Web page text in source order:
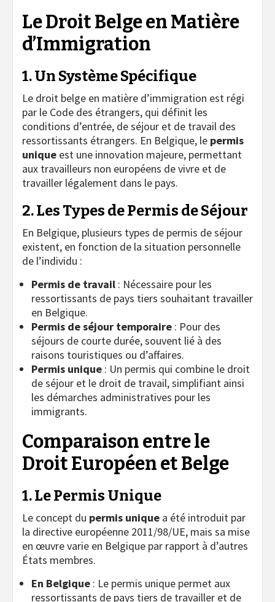
Le Droit Belge en Matière
d’Immigration
1. Un Système Spécifique
Le droit belge en matière d’immigration est régi
par le Code des étrangers, qui définit les
conditions d’entrée, de séjour et de travail des
ressortissants étrangers. En Belgique, le permis
unique est une innovation majeure, permettant
aux travailleurs non européens de vivre et de
travailler légalement dans le pays.
2. Les Types de Permis de Séjour
En Belgique, plusieurs types de permis de séjour
existent, en fonction de la situation personnelle
de l’individu :
Permis de travail : Nécessaire pour les
ressortissants de pays tiers souhaitant travailler
en Belgique.
Permis de séjour temporaire : Pour des
séjours de courte durée, souvent lié à des
raisons touristiques ou d’affaires.
Permis unique : Un permis qui combine le droit
de séjour et le droit de travail, simplifiant ainsi
les démarches administratives pour les
immigrants.
Comparaison entre le
Droit Européen et Belge
1. Le Permis Unique
Le concept du permis unique a été introduit par
la directive européenne 2011/98/UE, mais sa mise
en œuvre varie en Belgique par rapport à d’autres
États membres.
En Belgique : Le permis unique permet aux
ressortissants de pays tiers de travailler et de